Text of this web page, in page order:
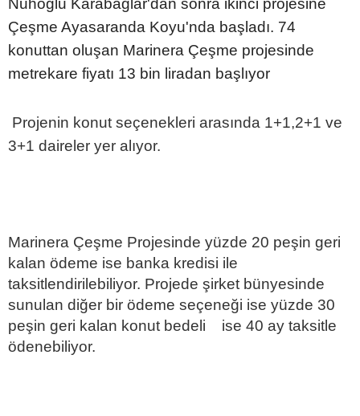
Çeşme Ayasaranda Koyu'nda başladı. 74
konuttan oluşan Marinera Çeşme projesinde
metrekare fiyatı 13 bin liradan başlıyor
Projenin konut seçenekleri arasında 1+1,2+1 ve
3+1 daireler yer alıyor.
Marinera Çeşme Projesinde yüzde 20 peşin geri
kalan ödeme ise banka kredisi ile
taksitlendirilebiliyor. Projede şirket bünyesinde
sunulan diğer bir ödeme seçeneği ise yüzde 30
peşin geri kalan konut bedeli ise 40 ay taksitle
ödenebiliyor.